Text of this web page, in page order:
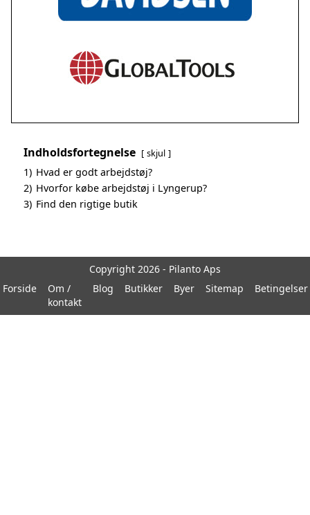
Indholdsfortegnelse skjul
1) Hvad er godt arbejdstøj?
2) Hvorfor købe arbejdstøj i Lyngerup?
3) Find den rigtige butik
Copyright 2026 - Pilanto Aps
Forside
Om /
kontakt
Blog Butikker Byer Sitemap Betingelser